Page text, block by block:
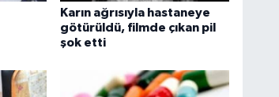
Karın ağrısıyla hastaneye
götürüldü, filmde çıkan pil
şok etti